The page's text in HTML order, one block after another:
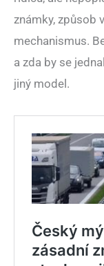
známky, způsob
mechanismus.
a zda by se
jiný model.